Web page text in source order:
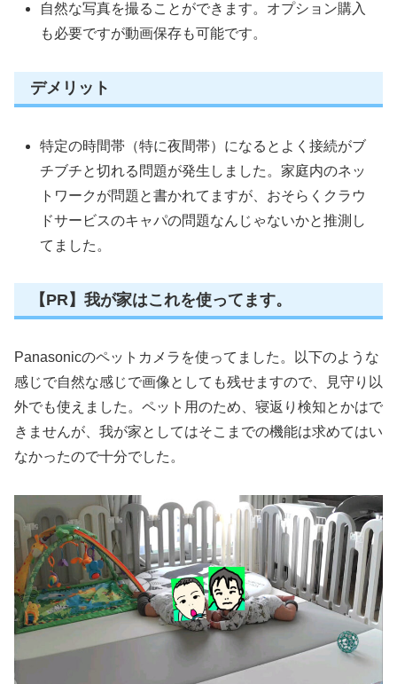
自然な写真を撮ることができます。オプション購入
も必要ですが動画保存も可能です。
デメリット
特定の時間帯（特に夜間帯）になるとよく接続がブ
チブチと切れる問題が発生しました。家庭内のネッ
トワークが問題と書かれてますが、おそらくクラウ
ドサービスのキャパの問題なんじゃないかと推測し
てました。
【PR】我が家はこれを使ってます。
Panasonicのペットカメラを使ってました。以下のような
感じで自然な感じで画像としても残せますので、見守り以
外でも使えました。ペット用のため、寝返り検知とかはで
きませんが、我が家としてはそこまでの機能は求めてはい
なかったので十分でした。